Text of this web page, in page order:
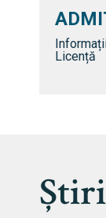
Licență
Știri